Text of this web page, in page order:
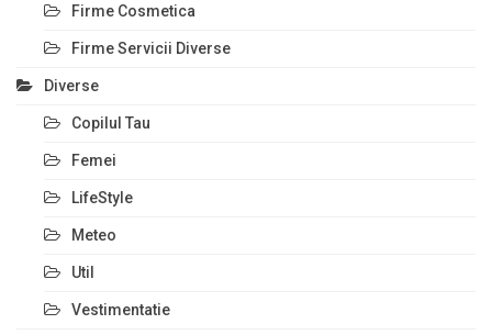
Firme Cosmetica
Firme Servicii Diverse
Diverse
Copilul Tau
Femei
LifeStyle
Meteo
Util
Vestimentatie